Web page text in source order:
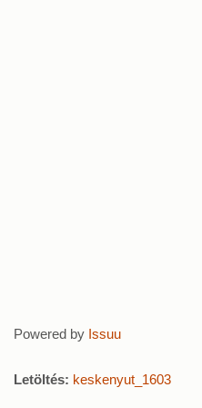
Powered by Issuu
Letöltés: keskenyut_1603